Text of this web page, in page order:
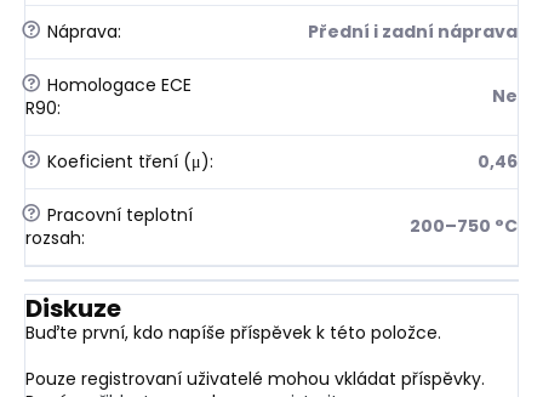
? Náprava: Přední i zadní náprava
? Homologace ECE
R90: Ne
? Koeficient tření (μ): 0,46
? Pracovní teplotní
rozsah: 200–750 °C
Diskuze
Buďte první, kdo napíše příspěvek k této položce.
Pouze registrovaní uživatelé mohou vkládat příspěvky.